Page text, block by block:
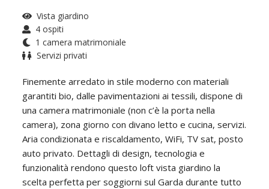
Vista giardino
4 ospiti
1 camera matrimoniale
Servizi privati
Finemente arredato in stile moderno con materiali
garantiti bio, dalle pavimentazioni ai tessili, dispone di
una camera matrimoniale (non c’è la porta nella
camera), zona giorno con divano letto e cucina, servizi.
Aria condizionata e riscaldamento, WiFi, TV sat, posto
auto privato. Dettagli di design, tecnologia e
funzionalità rendono questo loft vista giardino la
scelta perfetta per soggiorni sul Garda durante tutto